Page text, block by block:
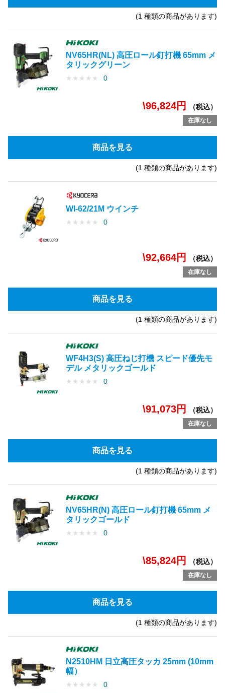
(1 種類の商品があります)
NV65HR(NL) 高圧ロール釘打機 65mm メ
タリックグリーン
★ ★ ★ ★ ★ 0
\96,824円 （税込）
在庫なし
商品を見る
(1 種類の商品があります)
WI-62/21M ウインチ
★ ★ ★ ★ ★ 0
\92,664円 （税込）
在庫なし
商品を見る
(1 種類の商品があります)
WF4H3(S) 高圧ねじ打機 スピード優先モ
デル メタリックゴールド
★ ★ ★ ★ ★ 0
\91,073円 （税込）
在庫なし
商品を見る
(1 種類の商品があります)
NV65HR(N) 高圧ロール釘打機 65mm メ
タリックゴールド
★ ★ ★ ★ ★ 0
\85,824円 （税込）
在庫なし
商品を見る
(1 種類の商品があります)
N2510HM 日立高圧タッカ 25mm (10mm
幅）
★ ★ ★ ★ ★ 0